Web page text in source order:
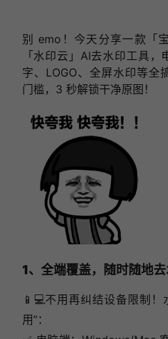
别 emo！今天分享一款
「水印云」AI去水印工具
字、LOGO、全屏水印等全
门槛，3 秒解锁干净原图！
1、全端覆盖，随时随地
📱💻不用再纠结设备限制
用”：